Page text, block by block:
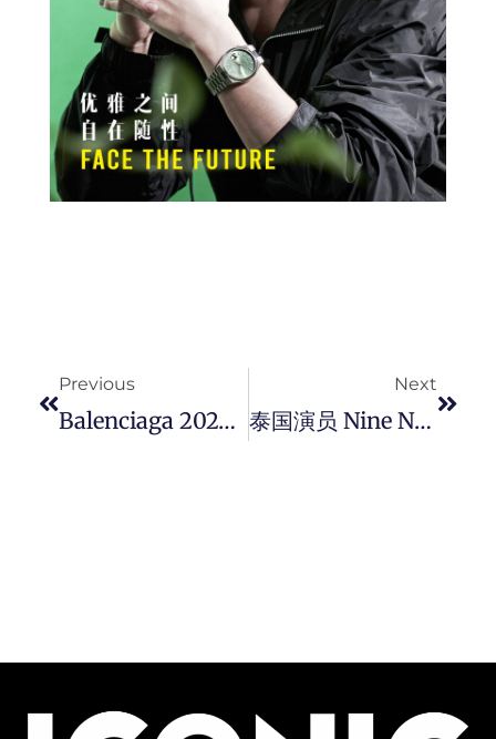
Previous
Balenciaga 2025 夏季系列大秀登场，回忆童年梦想的原点，向表达态度的时尚致敬。
Next
泰国演员 Nine Naphat 演绎日内瓦钟表大赏 GPHG 入围表款 – Franck Muller Long Island Evolution Master Jumper 。